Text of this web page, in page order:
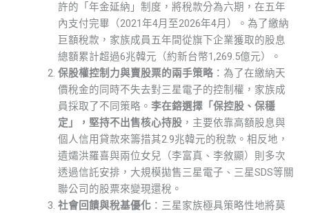
許的「年金延納」制度，將稅款分為六期，在五年
內支付完畢（2021年4月至2026年4月）。為了繳納
巨額稅款，家族成員五年間從旗下企業獲取的股息
總額累計超過6兆韓元（約新台幣1,269.5億元）。
保股權控制力與賣股票的兩手策略：為了在繳納天
價稅金的同時不失去對三星電子的控制權，家族成
員採取了不同策略。 李在鎔選擇「保控股、保穩
定」，堅持不出售核心持股，主要依靠高額股息與
個人信用貸款來籌措其2.9兆韓元的稅款。相反地，
遺孀洪羅喜與兩位女兒（李富真、李敘顯）則多次
透過信託安排，大規模拋售三星電子、三星SDS等關
聯公司的股票來變現還稅。
社會回饋與稅基優化：三星家族極具策略性地將莫